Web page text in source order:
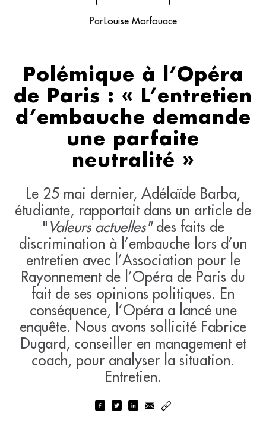
Par Louise Morfouace
Polémique à l’Opéra
de Paris : « L’entretien
d’embauche demande
une parfaite
neutralité »
Le 25 mai dernier, Adélaïde Barba,
étudiante, rapportait dans un article de
" Valeurs actuelles"des faits de
discrimination à l’embauche lors d’un
entretien avec l’Association pour le
Rayonnement de l’Opéra de Paris du
fait de ses opinions politiques. En
conséquence, l’Opéra a lancé une
enquête. Nous avons sollicité Fabrice
Dugard, conseiller en management et
coach, pour analyser la situation.
Entretien.